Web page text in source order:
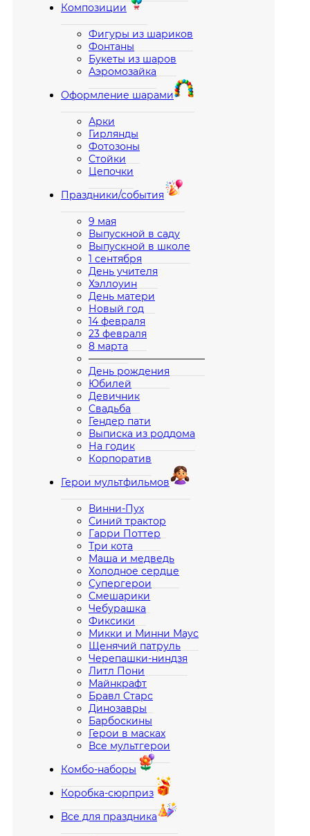
Композиции
Фигуры из шариков
Фонтаны
Букеты из шаров
Аэромозайка
Оформление шарами
Арки
Гирлянды
Фотозоны
Стойки
Цепочки
Праздники/события
9 мая
Выпускной в саду
Выпускной в школе
1 сентября
День учителя
Хэллоуин
День матери
Новый год
14 февраля
23 февраля
8 марта
————————————
День рождения
Юбилей
Девичник
Свадьба
Гендер пати
Выписка из роддома
На годик
Корпоратив
Герои мультфильмов
Винни-Пух
Синий трактор
Гарри Поттер
Три кота
Маша и медведь
Холодное сердце
Супергерои
Смешарики
Чебурашка
Фиксики
Микки и Минни Маус
Щенячий патруль
Черепашки-ниндзя
Литл Пони
Майнкрафт
Бравл Старс
Динозавры
Барбоскины
Герои в масках
Все мультгерои
Комбо-наборы
Коробка-сюрприз
Все для праздника